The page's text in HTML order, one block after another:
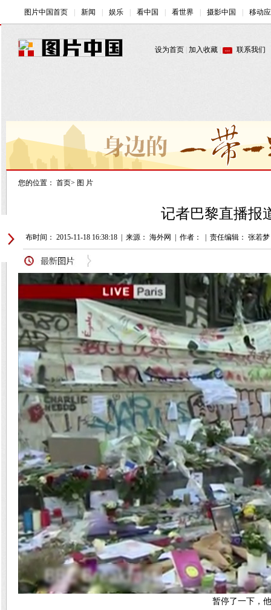
您的位置： 首页> 图 片
记者巴黎直播报
发布时间： 2015-11-18 16:38:18 来源： 海外网 作者： 责任编辑： 张若梦
暂停了一下，他